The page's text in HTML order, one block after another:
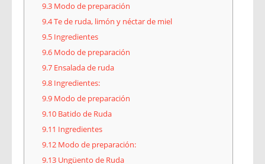
9.3Modo de preparación
9.4Te de ruda, limón y néctar de miel
9.5Ingredientes
9.6Modo de preparación
9.7Ensalada de ruda
9.8Ingredientes:
9.9Modo de preparación
9.10Batido de Ruda
9.11 Ingredientes
9.12Modo de preparación:
9.13Ungüento de Ruda